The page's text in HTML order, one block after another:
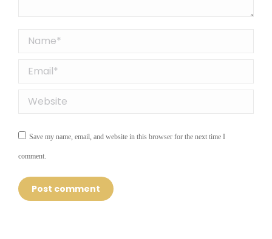
Name *
Email *
Website
Save my name, email, and website in this browser for the next time I
comment.
Post comment